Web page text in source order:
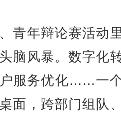
年辩论赛活动
脑风暴。数字化
服务优化……一
面，跨部门组队